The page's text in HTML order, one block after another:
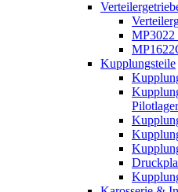
MP3022
Kupplungsteile
Pilotlager